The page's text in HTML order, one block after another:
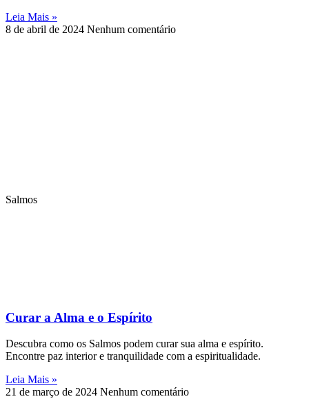
Leia Mais »
8 de abril de 2024 Nenhum comentário
Salmos
Curar a Alma e o Espírito
Descubra como os Salmos podem curar sua alma e espírito.
Encontre paz interior e tranquilidade com a espiritualidade.
Leia Mais »
21 de março de 2024 Nenhum comentário